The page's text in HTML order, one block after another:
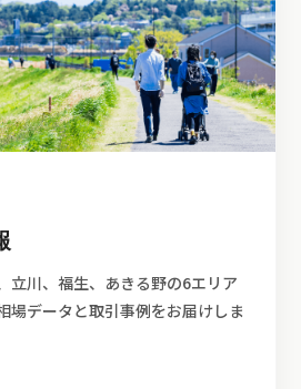
立川、福生、あきる野の6エリア
場データと取引事例をお届けしま